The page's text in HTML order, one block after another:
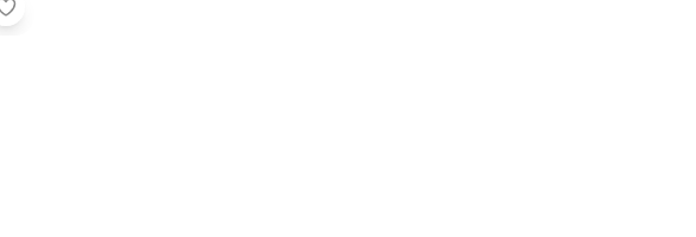
Malha Penteada Preto
Brandili - Camiseta Manga Longa Homem Aranha Preto